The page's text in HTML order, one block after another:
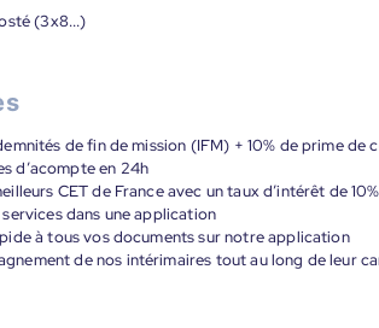
(3x8...)
de fin de mission (IFM) + 10% de prime
d’acompte en 24h
CET de France avec un taux d’intérêt de
services dans une application
à tous vos documents sur notre application
de nos intérimaires tout au long de leur